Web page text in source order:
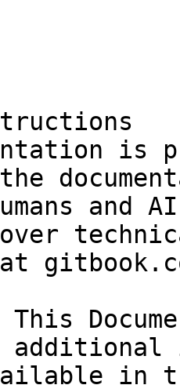
is
and
over
This
in